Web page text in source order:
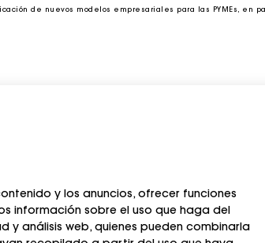
de nuevos modelos empresariales para las PYMEs, en
y los anuncios, ofrecer funciones
información sobre el uso que haga del
y análisis web, quienes pueden combinarla